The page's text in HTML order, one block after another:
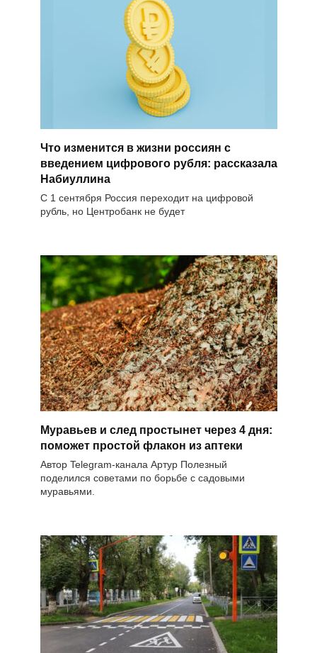
Что изменится в жизни россиян с
введением цифрового рубля: рассказала
Набиуллина
С 1 сентября Россия переходит на цифровой
рубль, но Центробанк не будет
Муравьев и след простынет через 4 дня:
поможет простой флакон из аптеки
Автор Telegram-канала Артур Полезный
поделился советами по борьбе с садовыми
муравьями.